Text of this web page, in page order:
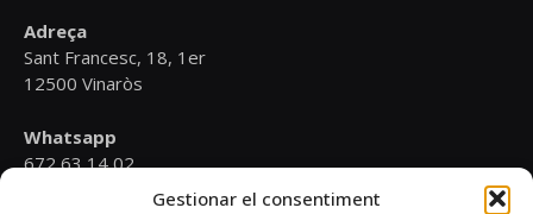
Gestionar el consentiment
Adreça
Sant Francesc, 18, 1er
12500 Vinaròs
Whatsapp
672 63 14 02